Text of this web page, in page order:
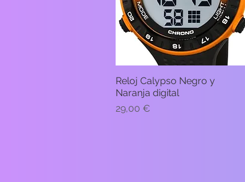
Vista rápida
Reloj Calypso Negro y
Naranja digital
Precio
29,00 €